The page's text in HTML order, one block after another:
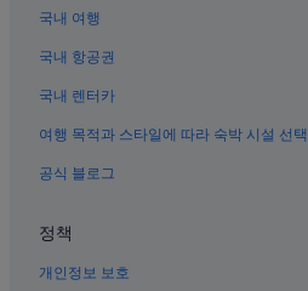
오쿠노시마 섬의 3성급 호텔
오쿠노시마 섬의 아침 식사 제공 호텔
오쿠노시마 섬의 온천 호텔
세라정 호텔
미하라 스나미 역 근처 호텔
국내 여행
국내 항공권
국내 렌터카
여행 목적과 스타일에 따라 숙박 시설 선택
공식 블로그
정책
개인정보 보호